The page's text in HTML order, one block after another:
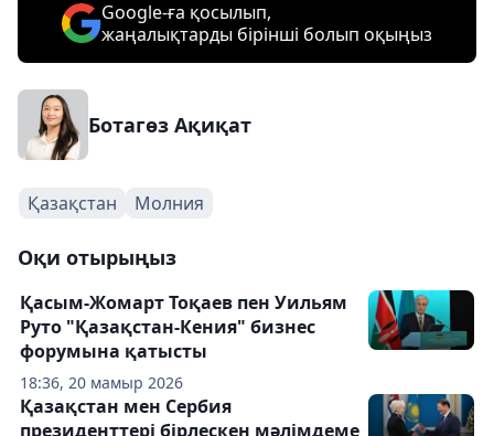
Google-ға қосылып,
жаңалықтарды бірінші болып оқыңыз
Ботагөз Ақиқат
Қазақстан Молния
Оқи отырыңыз
18:36, 20 мамыр 2026
Қасым-Жомарт Тоқаев пен Уильям
Руто "Қазақстан-Кения" бизнес
форумына қатысты
Қазақстан мен Сербия
президенттері бірлескен мәлімдеме